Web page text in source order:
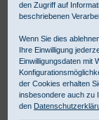
den Zugriff auf
beschriebenen
Wenn Sie dies
Ihre Einwilligung
Einwilligungsdaten mit
der Cookies erhalten
insbesondere auch zu
den